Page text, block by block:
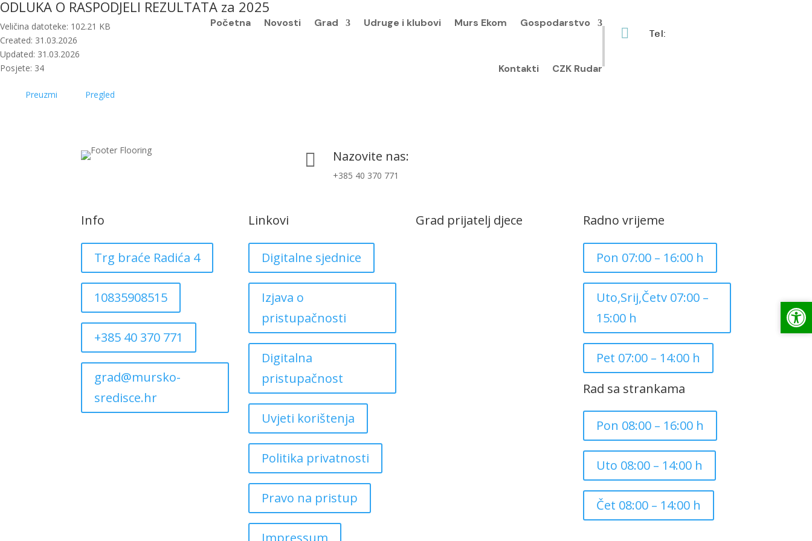
Početna Novosti Grad Udruge i klubovi Murs Ekom Gospodarstvo
Kontakti CZK Rudar
 Tel:
ODLUKA O RASPODJELI REZULTATA za 2025
Veličina datoteke: 102.21 KB
Created: 31.03.2026
Updated: 31.03.2026
Posjete: 34
Preuzmi Pregled
 Nazovite nas:
+385 40 370 771
Info
Trg braće Radića 4
10835908515
+385 40 370 771
grad@mursko-
sredisce.hr
Linkovi
Digitalne sjednice
Izjava o
pristupačnosti
Digitalna
pristupačnost
Uvjeti korištenja
Politika privatnosti
Pravo na pristup
Grad prijatelj djece Radno vrijeme
Pon 07:00 – 16:00 h
Uto,Srij,Četv 07:00 –
15:00 h
Pet 07:00 – 14:00 h
Rad sa strankama
Pon 08:00 – 16:00 h
Uto 08:00 – 14:00 h
Čet 08:00 – 14:00 h